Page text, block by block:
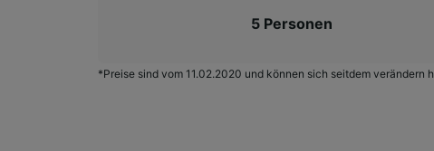
5 Personen
*Preise sind vom 11.02.2020 und können sich seitdem verändern